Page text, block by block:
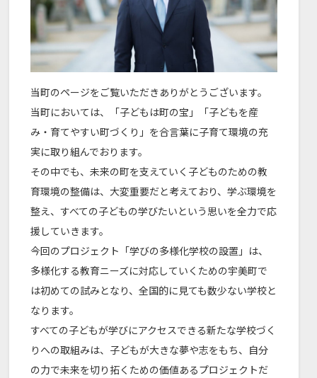
当町のページをご覧いただきありがとうございます。
当町においては、「子どもは町の宝」「子どもを産
み・育てやすい町づくり」を合言葉に子育て環境の充
実に取り組んでおります。
その中でも、未来の町を支えていく子どものための教
育環境の整備は、大変重要だと考えており、学ぶ環境を
整え、すべての子どもの学びたいという思いを全力で応
援していきます。
今回のプロジェクト「学びの多様化学校の設置」は、
多様化する教育ニーズに対応していくための宇美町で
は初めての試みとなり、全国的に見ても数少ない学校と
なります。
すべての子どもが学びにアクセスできる新たな学校づく
りへの取組みは、子どもが大きな夢や志をもち、自分
の力で未来を切り拓くための価値あるプロジェクトだ